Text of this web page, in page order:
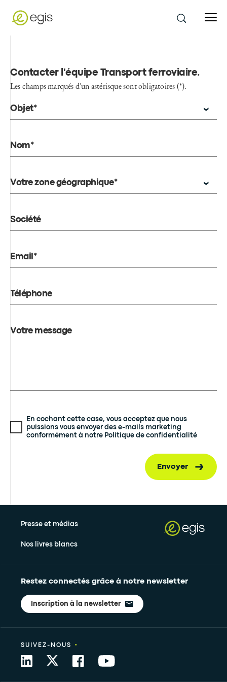
Contacter l'équipe Transport ferroviaire.
Les champs marqués d'un astérisque sont obligatoires (*).
Objet*
Nom*
Votre zone géographique*
Société
Email*
Téléphone
Votre message
En cochant cette case, vous acceptez que nous
puissions vous envoyer des e-mails marketing
conformément à notre Politique de confidentialité
Envoyer
Presse et médias
Nos livres blancs
Restez connectés grâce à notre newsletter
Inscription à la newsletter
SUIVEZ-NOUS •